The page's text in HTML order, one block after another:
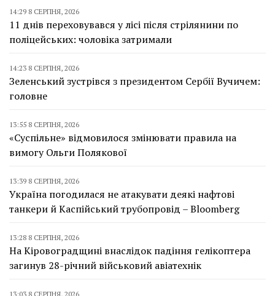
14:29 8 СЕРПНЯ, 2026
11 днів переховувався у лісі після стрілянини по
поліцейських: чоловіка затримали
14:23 8 СЕРПНЯ, 2026
Зеленський зустрівся з президентом Сербії Вучичем:
головне
13:55 8 СЕРПНЯ, 2026
«Суспільне» відмовилося змінювати правила на
вимогу Ольги Полякової
13:39 8 СЕРПНЯ, 2026
Україна погодилася не атакувати деякі нафтові
танкери й Каспійський трубопровід – Bloomberg
13:28 8 СЕРПНЯ, 2026
На Кіровоградщині внаслідок падіння гелікоптера
загинув 28-річний військовий авіатехнік
13:03 8 СЕРПНЯ, 2026